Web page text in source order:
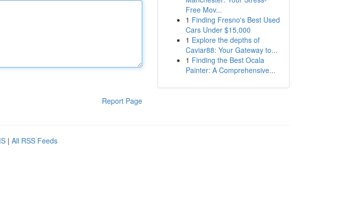
Report Page
Free Mov...
1 Finding Fresno's Best Used
Cars Under $15,000
1 Explore the depths of
Caviar88: Your Gateway to...
1 Finding the Best Ocala
Painter: A Comprehensive...
| All RSS Feeds